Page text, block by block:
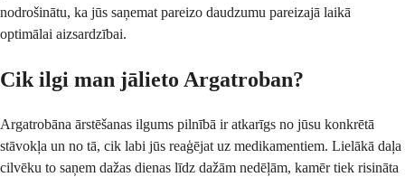
nodrošinātu, ka jūs saņemat pareizo daudzumu pareizajā laikā
optimālai aizsardzībai.
Cik ilgi man jālieto Argatroban?
Argatrobāna ārstēšanas ilgums pilnībā ir atkarīgs no jūsu konkrētā
stāvokļa un no tā, cik labi jūs reaģējat uz medikamentiem. Lielākā daļa
cilvēku to saņem dažas dienas līdz dažām nedēļām, kamēr tiek risināta